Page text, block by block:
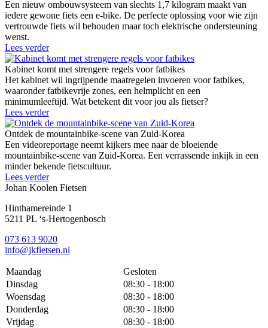
Een nieuw ombouwsysteem van slechts 1,7 kilogram maakt van
iedere gewone fiets een e-bike. De perfecte oplossing voor wie zijn
vertrouwde fiets wil behouden maar toch elektrische ondersteuning
wenst.
Lees verder
Kabinet komt met strengere regels voor fatbikes
Het kabinet wil ingrijpende maatregelen invoeren voor fatbikes,
waaronder fatbikevrije zones, een helmplicht en een
minimumleeftijd. Wat betekent dit voor jou als fietser?
Lees verder
Ontdek de mountainbike-scene van Zuid-Korea
Een videoreportage neemt kijkers mee naar de bloeiende
mountainbike-scene van Zuid-Korea. Een verrassende inkijk in een
minder bekende fietscultuur.
Lees verder
Johan Koolen Fietsen
Hinthamereinde 1
5211 PL ‘s-Hertogenbosch
073 613 9020
info@jkfietsen.nl
Maandag
Gesloten
Dinsdag
08:30 - 18:00
Woensdag
08:30 - 18:00
Donderdag
08:30 - 18:00
Vrijdag
08:30 - 18:00